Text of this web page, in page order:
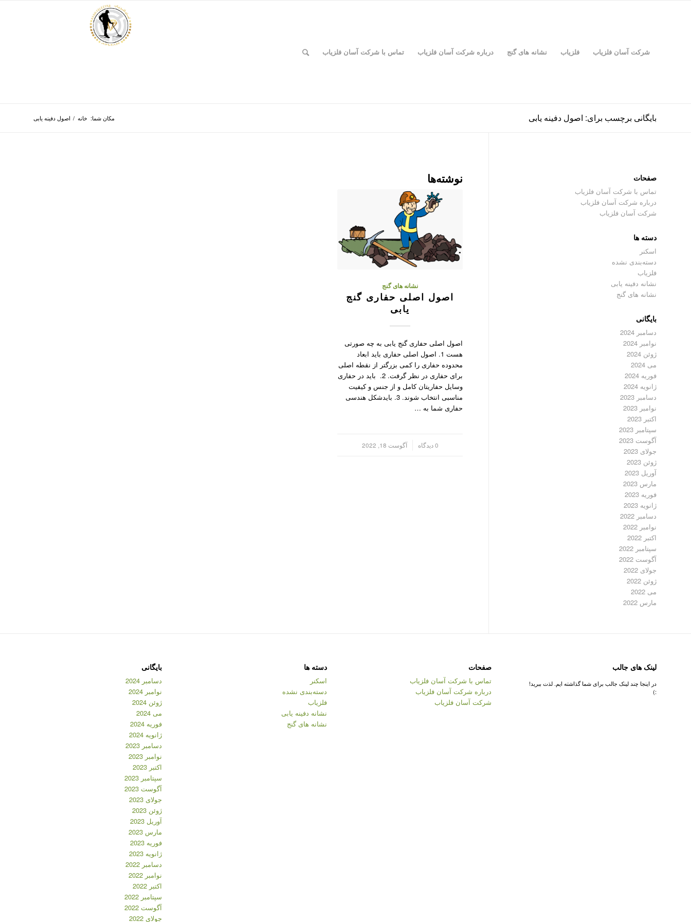
شرکت آسان فلزیاب فلزیاب نشانه های گنج درباره شرکت آسان فلزیاب تماس با شرکت آسان فلزیاب
بایگانی برچسب برای: اصول دفینه یابی مکان شما: خانه / اصول دفینه یابی
نوشته‌ها
نشانه های گنج
اصول اصلی حفاری گنج
یابی
اصول اصلی حفاری گنج یابی به چه صورتی
هست 1. اصول اصلی حفاری باید ابعاد
محدوده حفاری را کمی بزرگتر از نقطه اصلی
برای حفاری در نظر گرفت. 2. باید در حفاری
وسایل حفاریتان کامل و از جنس و کیفیت
مناسبی انتخاب شوند. 3. بایدشکل هندسی
حفاری شما به …
0 دیدگاه آگوست 18, 2022
صفحات
تماس با شرکت آسان فلزیاب
درباره شرکت آسان فلزیاب
شرکت آسان فلزیاب
دسته ها
اسکنر
دسته‌بندی نشده
فلزیاب
نشانه دفینه یابی
نشانه های گنج
بایگانی
دسامبر 2024
نوامبر 2024
ژوئن 2024
می 2024
فوریه 2024
ژانویه 2024
دسامبر 2023
نوامبر 2023
اکتبر 2023
سپتامبر 2023
آگوست 2023
جولای 2023
ژوئن 2023
آوریل 2023
مارس 2023
فوریه 2023
ژانویه 2023
دسامبر 2022
نوامبر 2022
اکتبر 2022
سپتامبر 2022
آگوست 2022
جولای 2022
ژوئن 2022
می 2022
مارس 2022
لینک های جالب
در اینجا چند لینک جالب برای شما گذاشته ایم. لذت ببرید!
:)
صفحات
تماس با شرکت آسان فلزیاب
درباره شرکت آسان فلزیاب
شرکت آسان فلزیاب
دسته ها
اسکنر
دسته‌بندی نشده
فلزیاب
نشانه دفینه یابی
نشانه های گنج
بایگانی
دسامبر 2024
نوامبر 2024
ژوئن 2024
می 2024
فوریه 2024
ژانویه 2024
دسامبر 2023
نوامبر 2023
اکتبر 2023
سپتامبر 2023
آگوست 2023
جولای 2023
ژوئن 2023
آوریل 2023
مارس 2023
فوریه 2023
ژانویه 2023
دسامبر 2022
نوامبر 2022
اکتبر 2022
سپتامبر 2022
آگوست 2022
جولای 2022